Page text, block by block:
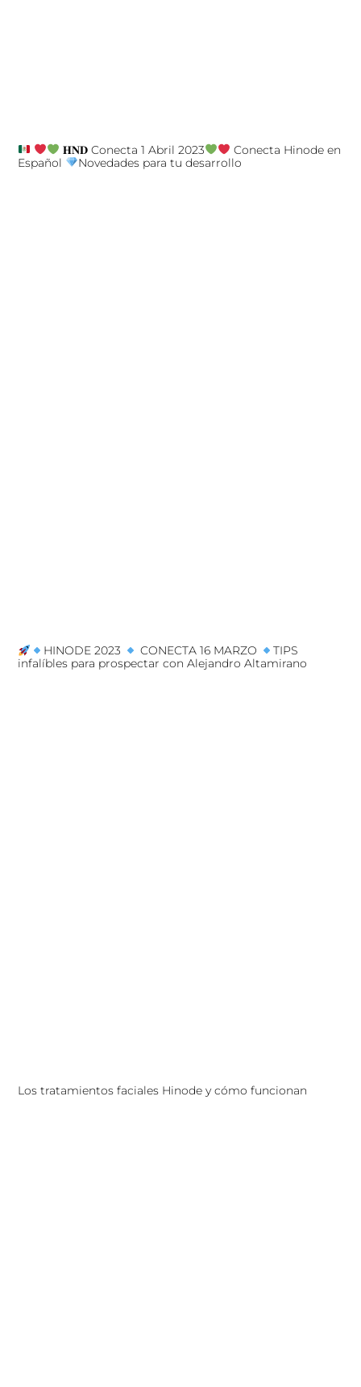
𝐇𝐍𝐃 Conecta 1 Abril 2023
Conecta Hinode en
Español
Novedades para tu desarrollo
HINODE 2023 CONECTA 16 MARZO
TIPS
infalíbles para prospectar con Alejandro Altamirano
Los tratamientos faciales Hinode y cómo funcionan